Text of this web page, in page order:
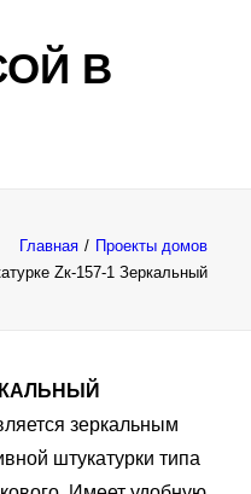
В
Главная
Проекты домов
Zк-157-1 Зеркальный
зеркальным
штукатурки типа